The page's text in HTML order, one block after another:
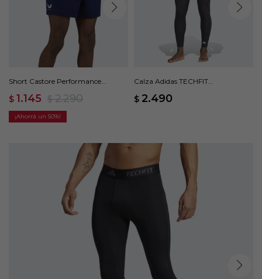
Short Castore Performance
$ 1.145 $ 2.290
50
Calza Adidas TECHFIT
$ 2.490